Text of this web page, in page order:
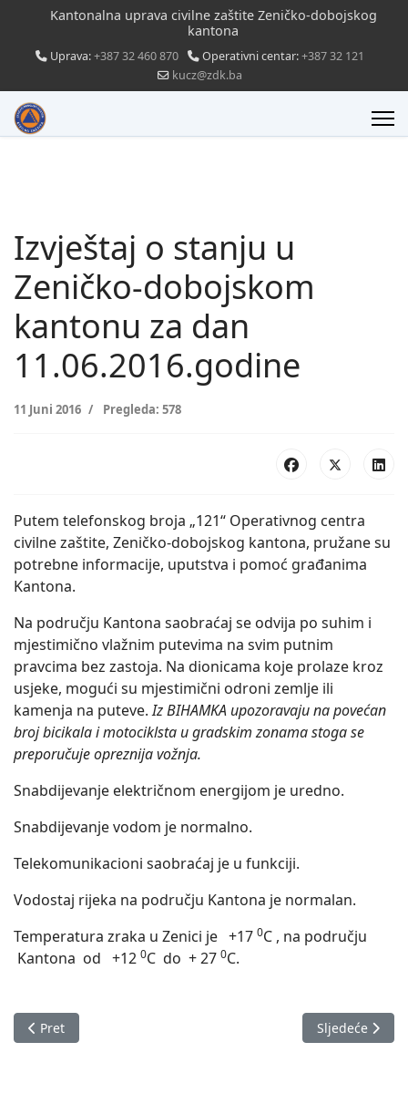
Kantonalna uprava civilne zaštite Zeničko-dobojskog
kantona
Uprava:+387 32 460 870 Operativni centar:+387 32 121
kucz@zdk.ba
Izvještaj o stanju u
Zeničko-dobojskom
kantonu za dan
11.06.2016.godine
11 Juni 2016 Pregleda: 578
Putem telefonskog broja „121“ Operativnog centra
civilne zaštite, Zeničko-dobojskog kantona, pružane su
potrebne informacije, uputstva i pomoć građanima
Kantona.
Na području Kantona saobraćaj se odvija po suhim i
mjestimično vlažnim putevima na svim putnim
pravcima bez zastoja. Na dionicama koje prolaze kroz
usjeke, mogući su mjestimični odroni zemlje ili
kamenja na puteve.Iz BIHAMKA upozoravaju na povećan
broj bicikala i motociklsta u gradskim zonama stoga se
preporučuje opreznija vožnja.
Snabdijevanje električnom energijom je uredno.
Snabdijevanje vodom je normalno.
Telekomunikacioni saobraćaj je u funkciji.
Vodostaj rijeka na području Kantona je normalan.
Temperatura zraka u Zenici je +17 0C , na području
Kantona od +12 0C do + 27 0C.
Prethodni članak: Izvještaj o stanju u Zeničko-dobojskom
Pret Sljedeći
Sljedeće